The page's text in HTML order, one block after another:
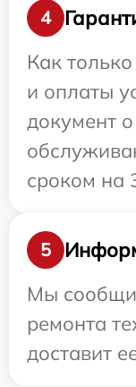
4
Как
и оплаты
документ
сроком на
5
Мы
ремонта
доставит